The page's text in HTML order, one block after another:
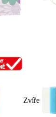
Zvíře